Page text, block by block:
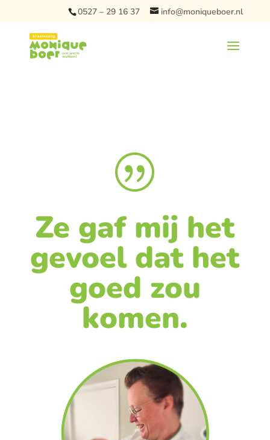
0527 – 29 16 37 info@moniqueboer.nl
|
Ze gaf mij het
gevoel dat het
goed zou
komen.